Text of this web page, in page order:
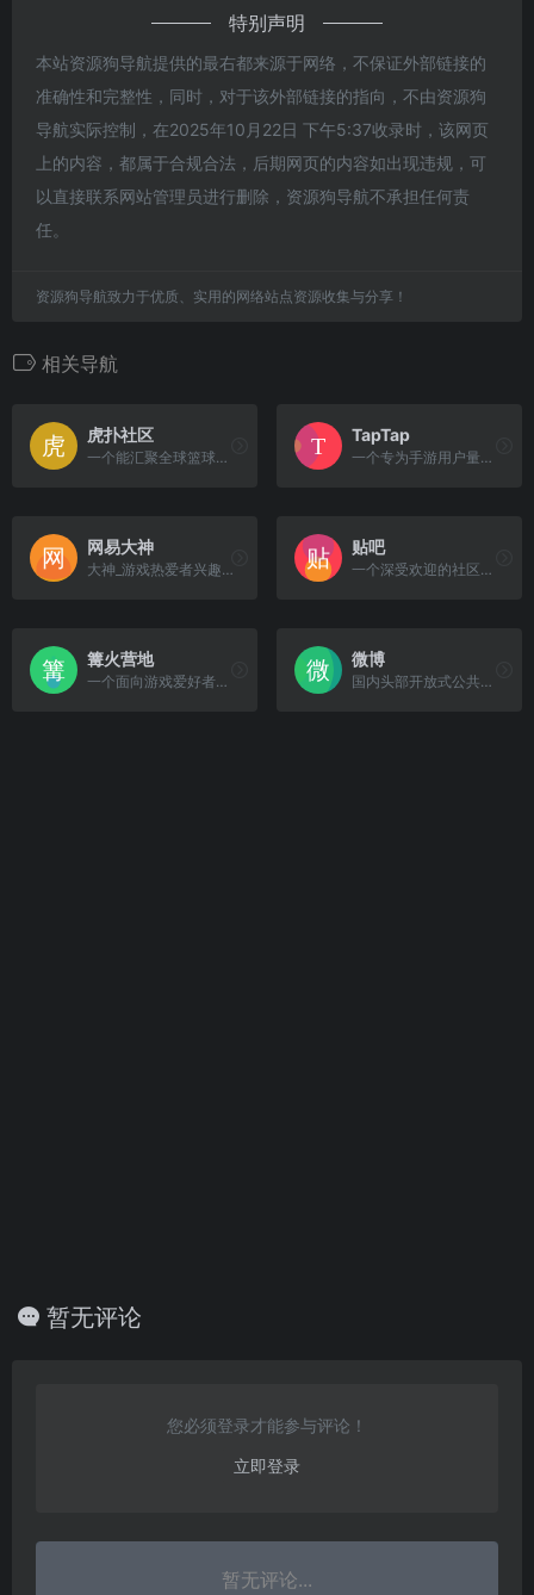
特别声明
本站资源狗导航提供的最右都来源于网络，不保证外部链接的
准确性和完整性，同时，对于该外部链接的指向，不由资源狗
导航实际控制，在2025年10月22日 下午5:37收录时，该网页
上的内容，都属于合规合法，后期网页的内容如出现违规，可
以直接联系网站管理员进行删除，资源狗导航不承担任何责
任。
资源狗导航致力于优质、实用的网络站点资源收集与分享！
相关导航
虎扑社区
一个能汇聚全球篮球迷、足球迷、电竞迷乃至“直男群体”共同交流的平台。
TapTap
一个专为手游用户量身定制的高品质手游分享与发现平台。
网易大神
大神_游戏热爱者兴趣圈_游戏社区
贴吧
一个深受欢迎的社区平台。
篝火营地
一个面向游戏爱好者的综合性内容平台。
微博
国内头部开放式公共社交媒体平台。
暂无评论
您必须登录才能参与评论！
立即登录
暂无评论...